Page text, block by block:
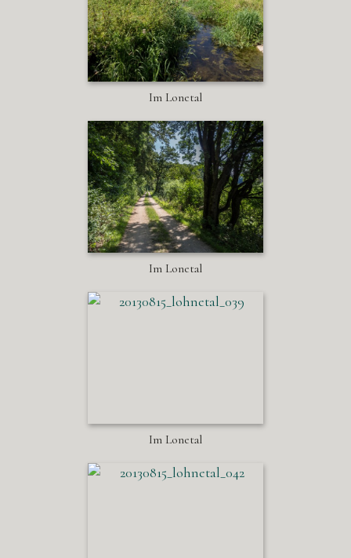
Im Lonetal
Im Lonetal
Im Lonetal